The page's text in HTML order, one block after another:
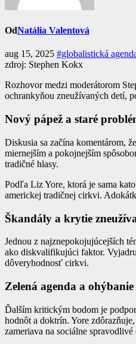
OdNatália Valentová
aug 15, 2025 #globalistická
zdroj: Stephen Kokx
Rozhovor medzi moderátorom
ochrankyňou zneužívaných detí,
Nový pápež a staré
Diskusia sa začína komentárom,
miernejším a pokojnejším
tradičné hlasy.
Podľa Liz Yore, ktorá je sama
americkej tradičnej cirkvi.
Škandály a krytie
Jednou z najznepokojujúcejších
ako diskvalifikujúci faktor.
dôveryhodnosť cirkvi.
Zelená agenda a
Ďalším kritickým bodom je
hodnôt a doktrín. Yore
zameriava na sociálne